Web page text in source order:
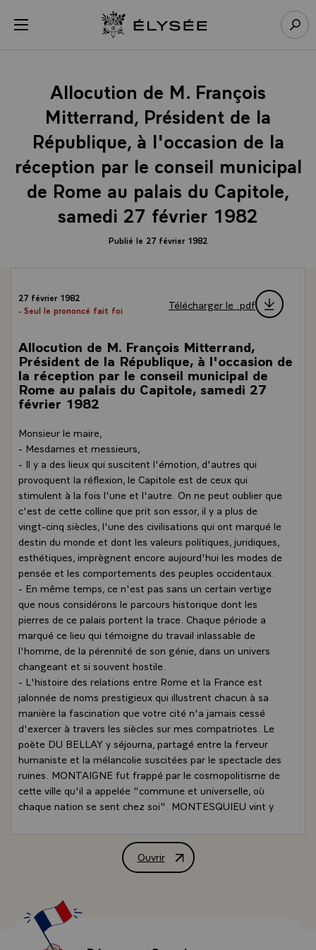
menu Retour à l’accueil Élysée
Allocution de M. François
Mitterrand, Président de la
République, à l'occasion de la
réception par le conseil municipal
de Rome au palais du Capitole,
samedi 27 février 1982
Publié le 27 février 1982
27 février 1982
- Seul le prononcé fait foi
Télécharger le .pdf
Allocution de M. François Mitterrand,
Président de la République, à l'occasion de
la réception par le conseil municipal de
Rome au palais du Capitole, samedi 27
février 1982
Monsieur le maire,
- Mesdames et messieurs,
- Il y a des lieux qui suscitent l'émotion, d'autres qui
provoquent la réflexion, le Capitole est de ceux qui
stimulent à la fois l'une et l'autre. On ne peut oublier que
c'est de cette colline que prit son essor, il y a plus de
vingt-cinq siècles, l'une des civilisations qui ont marqué le
destin du monde et dont les valeurs politiques, juridiques,
esthétiques, imprègnent encore aujourd'hui les modes de
pensée et les comportements des peuples occidentaux.
- En même temps, ce n'est pas sans un certain vertige
que nous considérons le parcours historique dont les
pierres de ce palais portent la trace. Chaque période a
marqué ce lieu qui témoigne du travail inlassable de
l'homme, de la pérennité de son génie, dans un univers
changeant et si souvent hostile.
- L'histoire des relations entre Rome et la France est
jalonnée de noms prestigieux qui illustrent chacun à sa
manière la fascination que votre cité n'a jamais cessé
d'exercer à travers les siècles sur mes compatriotes. Le
poète DU BELLAY y séjourna, partagé entre la ferveur
humaniste et la mélancolie suscitées par le spectacle des
ruines. MONTAIGNE fut frappé par le cosmopolitisme de
cette ville qu'il a appelée "commune et universelle, où
chaque nation se sent chez soi". MONTESQUIEU vint y
au goût de paraître des Français. Chacun d'eux, parmi
bien d'autres, trouvait à Rome le miroir de ses rêves,
Au fil du temps, le pouvoir d'attraction de Rome demeure
intact. Il n'est pas un Français dont le regard ne s'éclaire
à l'évocation de son nom, du plus érudit au plus modeste.
Pas un à qui elle ne dispense des joies inédites pour
Ouvrir
Allocution de M. François Mitterrand,
Panneau de gestion des cookies